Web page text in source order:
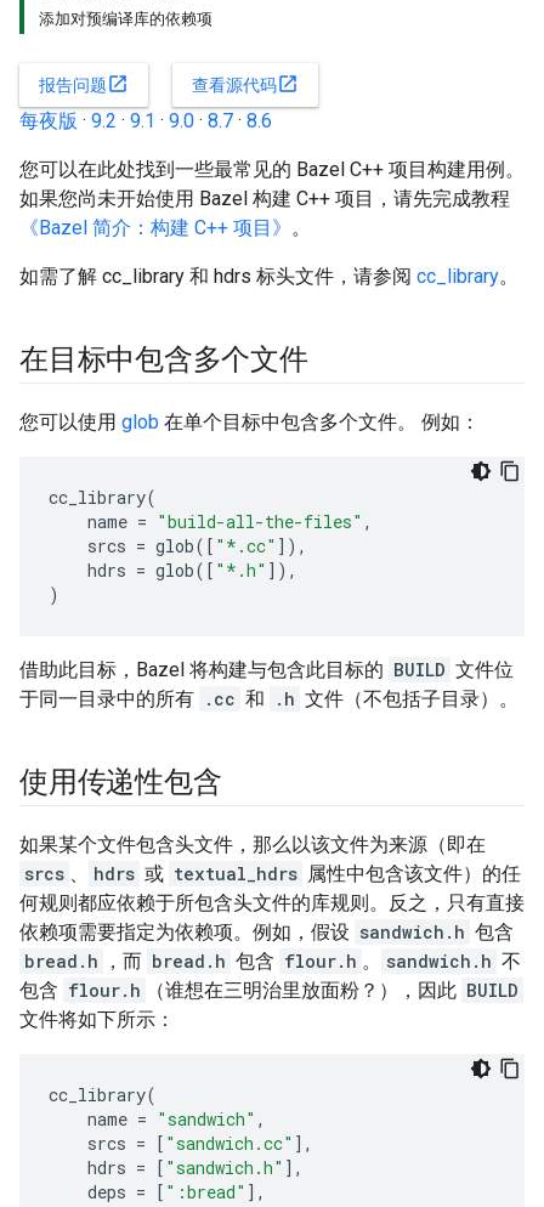
添加对预编译库的依赖项
报告问题open_in_new 查看源代码open_in_new
每夜版 · 9.2 · 9.1 · 9.0 · 8.7 · 8.6
您可以在此处找到一些最常见的 Bazel C++ 项目构建用例。
如果您尚未开始使用 Bazel 构建 C++ 项目，请先完成教程
《Bazel 简介：构建 C++ 项目》 。
如需了解 cc_library 和 hdrs 标头文件，请参阅 cc_library。
在目标中包含多个文件
您可以使用 glob 在单个目标中包含多个文件。 例如：
cc_library(
name = "build-all-the-files" ,
srcs = glob([ "*.cc" ]),
hdrs = glob([ "*.h" ]),
)
借助此目标，Bazel 将构建与包含此目标的 BUILD 文件位
于同一目录中的所有 .cc 和 .h 文件（不包括子目录）。
使用传递性包含
如果某个文件包含头文件，那么以该文件为来源（即在
srcs 、 hdrs 或 textual_hdrs 属性中包含该文件）的任
何规则都应依赖于所包含头文件的库规则。反之，只有直接
依赖项需要指定为依赖项。例如，假设 sandwich.h 包含
bread.h
，而 bread.h 包含 flour.h 。 sandwich.h 不
包含 flour.h （谁想在三明治里放面粉？），因此 BUILD
文件将如下所示：
cc_library(
name = "sandwich" ,
srcs = [ "sandwich.cc" ],
hdrs = [ "sandwich.h" ],
deps = [ ":bread" ],